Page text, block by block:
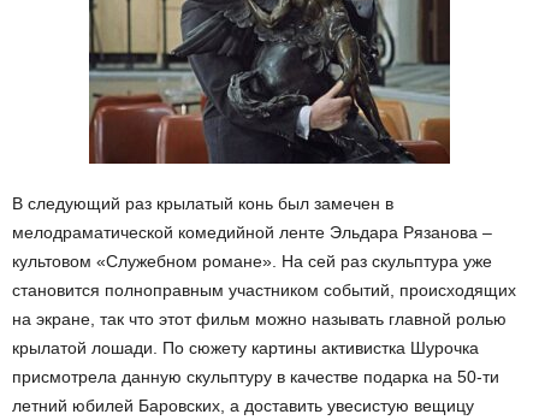
В следующий раз крылатый конь был замечен в
мелодраматической комедийной ленте Эльдара Рязанова –
культовом «Служебном романе». На сей раз скульптура уже
становится полноправным участником событий, происходящих
на экране, так что этот фильм можно называть главной ролью
крылатой лошади. По сюжету картины активистка Шурочка
присмотрела данную скульптуру в качестве подарка на 50-ти
летний юбилей Баровских, а доставить увесистую вещицу